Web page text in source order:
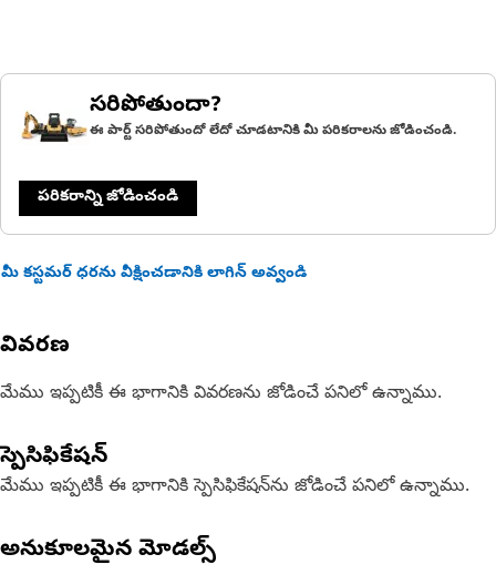
సరిపోతుందా?
ఈ పార్ట్ సరిపోతుందో లేదో చూడటానికి మీ పరికరాలను జోడించండి.
పరికరాన్ని జోడించండి
మీ కస్టమర్ ధరను వీక్షించడానికి లాగిన్ అవ్వండి
వివరణ
మేము ఇప్పటికీ ఈ భాగానికి వివరణను జోడించే పనిలో ఉన్నాము.
స్పెసిఫికేషన్
మేము ఇప్పటికీ ఈ భాగానికి స్పెసిఫికేషన్‌ను జోడించే పనిలో ఉన్నాము.
అనుకూలమైన మోడల్స్